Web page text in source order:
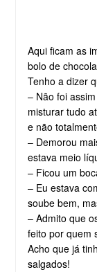
Aqui ficam as
bolo de
Tenho a dizer
– Não foi
misturar tudo
e não
– Demorou
estava meio
– Ficou um
– Eu estava
soube bem,
– Admito que
feito por quem
Acho que já
salgados!